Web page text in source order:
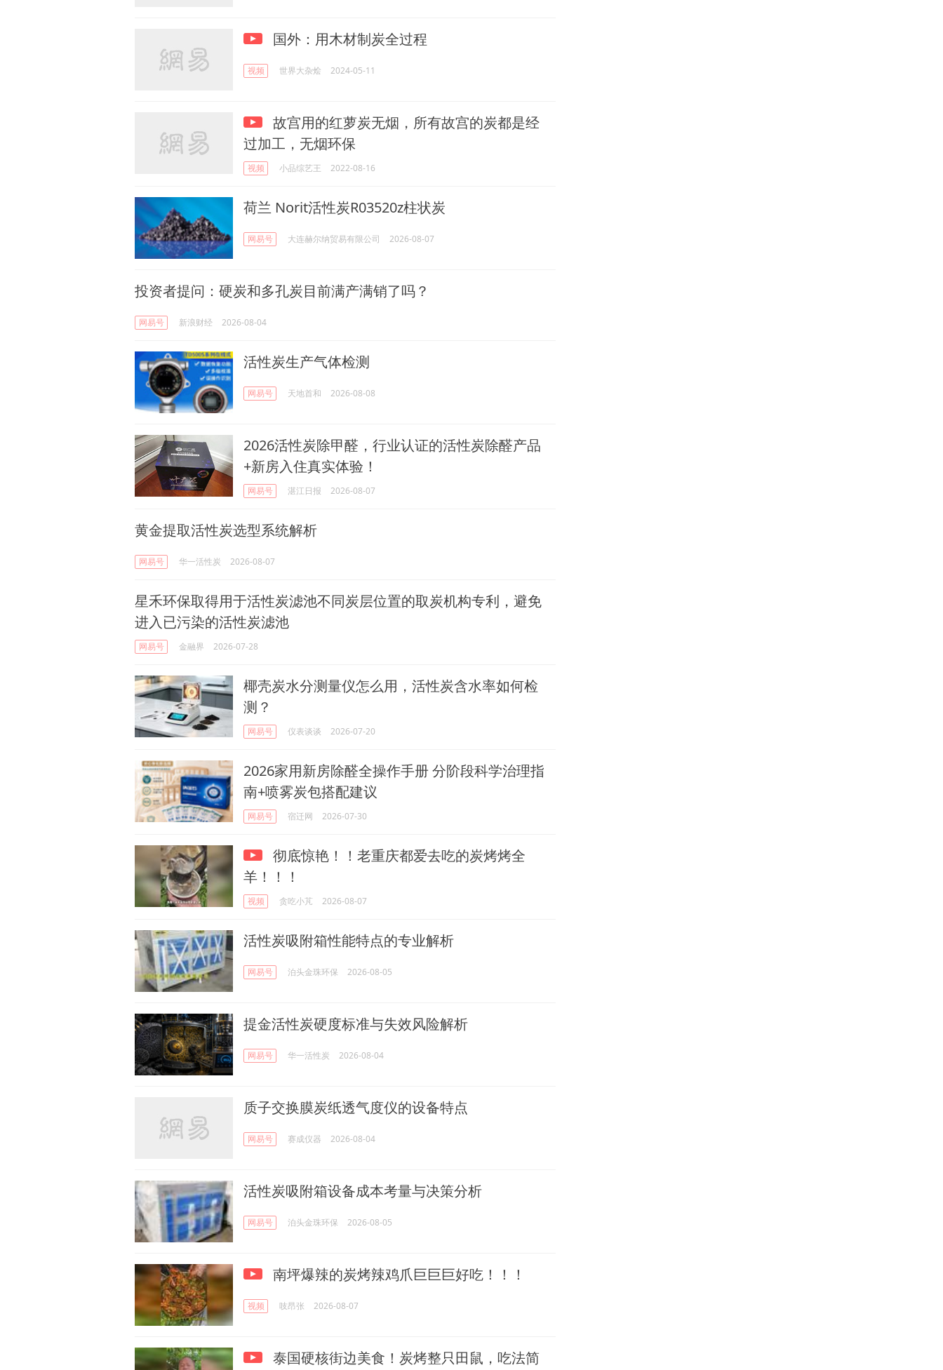
国外：用木材制炭全过程
视频 世界大杂烩 2024-05-11
故宫用的红萝炭无烟，所有故宫的炭都是经
过加工，无烟环保
视频 小品综艺王 2022-08-16
荷兰 Norit活性炭R03520z柱状炭
网易号 大连赫尔纳贸易有限公司 2026-08-07
投资者提问：硬炭和多孔炭目前满产满销了吗？
网易号 新浪财经 2026-08-04
活性炭生产气体检测
网易号 天地首和 2026-08-08
2026活性炭除甲醛，行业认证的活性炭除醛产品
+新房入住真实体验！
网易号 湛江日报 2026-08-07
黄金提取活性炭选型系统解析
网易号 华一活性炭 2026-08-07
星禾环保取得用于活性炭滤池不同炭层位置的取炭机构专利，避免
进入已污染的活性炭滤池
网易号 金融界 2026-07-28
椰壳炭水分测量仪怎么用，活性炭含水率如何检
测？
网易号 仪表谈谈 2026-07-20
2026家用新房除醛全操作手册 分阶段科学治理指
南+喷雾炭包搭配建议
网易号 宿迁网 2026-07-30
彻底惊艳！！老重庆都爱去吃的炭烤烤全
羊！！！
视频 贪吃小芃 2026-08-07
活性炭吸附箱性能特点的专业解析
网易号 泊头金珠环保 2026-08-05
提金活性炭硬度标准与失效风险解析
网易号 华一活性炭 2026-08-04
质子交换膜炭纸透气度仪的设备特点
网易号 赛成仪器 2026-08-04
活性炭吸附箱设备成本考量与决策分析
网易号 泊头金珠环保 2026-08-05
南坪爆辣的炭烤辣鸡爪巨巨巨好吃！！！
视频 吱昂张 2026-08-07
泰国硬核街边美食！炭烤整只田鼠，吃法简